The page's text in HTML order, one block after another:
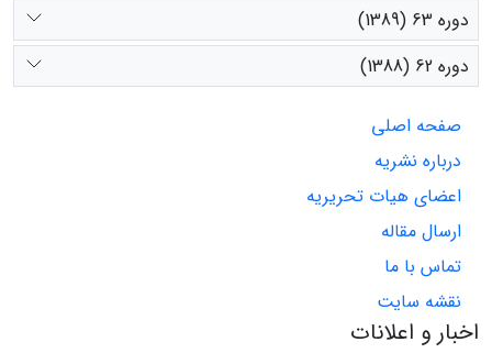
دوره 63 (1389)
دوره 62 (1388)
صفحه اصلی
درباره نشریه
اعضای هیات تحریریه
ارسال مقاله
تماس با ما
نقشه سایت
اخبار و اعلانات